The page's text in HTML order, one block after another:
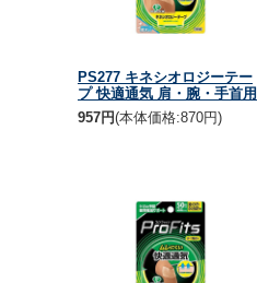
PS277 キネシオロジーテー
プ 快適通気 肩・腕・手首用
957円(本体価格:870円)